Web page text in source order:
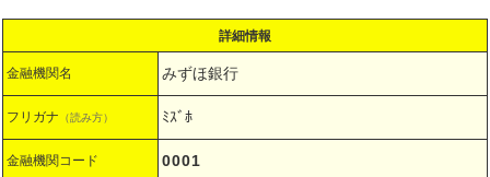
詳細情報
金融機関名 みずほ銀行
フリガナ （読み方） ﾐｽﾞﾎ
金融機関コード 0001